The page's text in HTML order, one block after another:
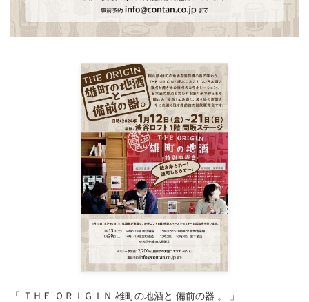
「 ＴＨＥ ＯＲＩＧＩＮ 雄町の地酒と 備前の器 。 」